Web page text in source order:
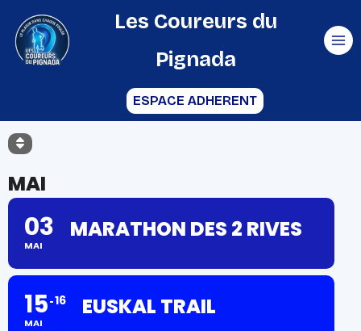
contenu
Les Coureurs du
Pignada
ESPACE ADHERENT
MAI
03
MAI
MARATHON DES 2 RIVES
15
MAI
16 EUSKAL TRAIL